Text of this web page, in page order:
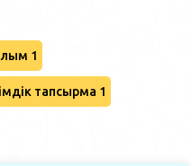
1
тапсырма 1